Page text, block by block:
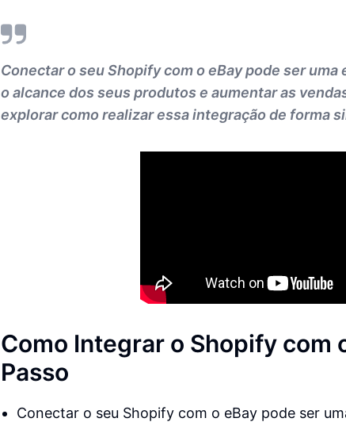
Conectar o seu Shopify com o eBay pode ser
o alcance dos seus produtos e aumentar as
explorar como realizar essa integração de forma
Como Integrar o Shopify com
Passo
Conectar o seu Shopify com o eBay pode ser